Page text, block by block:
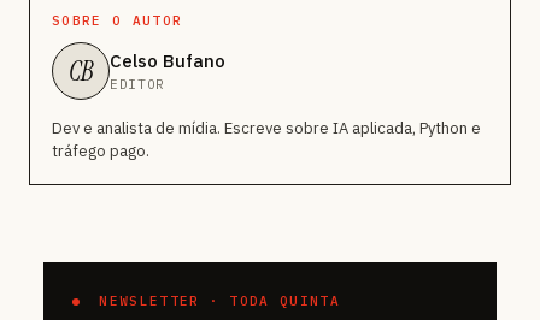
SOBRE O AUTOR
CB Celso Bufano
EDITOR
Dev e analista de mídia. Escreve sobre IA aplicada, Python e
tráfego pago.
NEWSLETTER · TODA QUINTA